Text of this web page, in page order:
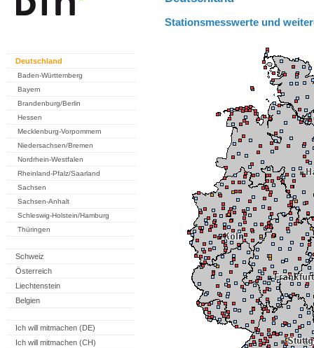
Deutschland
Baden-Württemberg
Bayern
Brandenburg/Berlin
Hessen
Mecklenburg-Vorpommern
Niedersachsen/Bremen
Nordrhein-Westfalen
Rheinland-Pfalz/Saarland
Sachsen
Sachsen-Anhalt
Schleswig-Holstein/Hamburg
Thüringen
Schweiz
Österreich
Liechtenstein
Belgien
Ich will mitmachen (DE)
Ich will mitmachen (CH)
Stationsmesswerte und